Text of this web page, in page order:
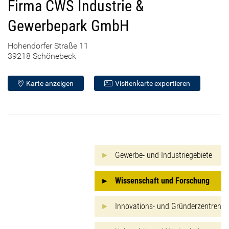
Firma CWS Industrie &
Gewerbepark GmbH
Hohendorfer Straße 11
39218 Schönebeck
Karte anzeigen Visitenkarte exportieren
Gewerbe- und Industriegebiete
Wissenschaft und Forschung
Innovations- und Gründerzentren